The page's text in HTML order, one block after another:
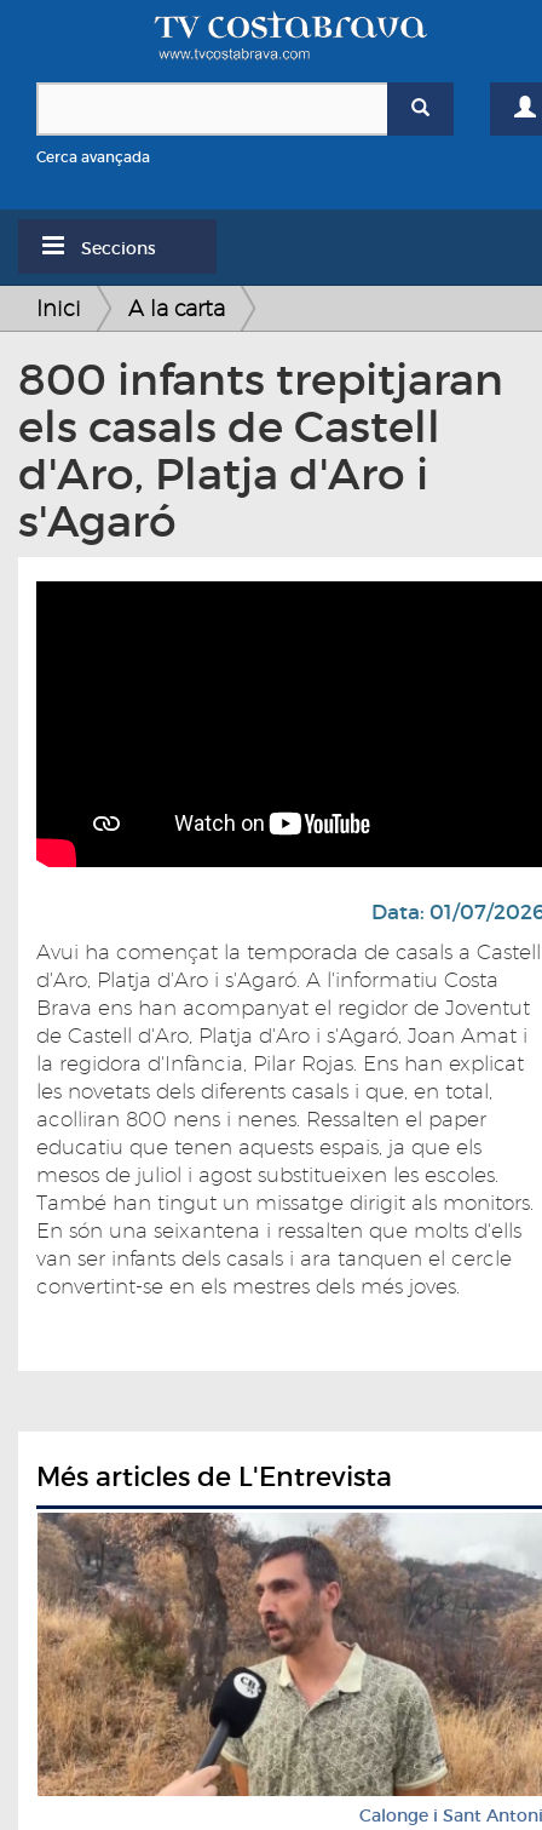
Cerca avançada
Seccions
Inici A la carta
800 infants trepitjaran
els casals de Castell
d'Aro, Platja d'Aro i
s'Agaró
Data: 01/07/
Avui ha començat la temporada de casals a Castell
d'Aro, Platja d'Aro i s'Agaró. A l'informatiu Costa
Brava ens han acompanyat el regidor de Joventut
de Castell d'Aro, Platja d'Aro i s'Agaró, Joan Amat i
la regidora d'Infància, Pilar Rojas. Ens han explicat
les novetats dels diferents casals i que, en total,
acolliran 800 nens i nenes. Ressalten el paper
educatiu que tenen aquests espais, ja que els
mesos de juliol i agost substitueixen les escoles.
També han tingut un missatge dirigit als monitors.
En són una seixantena i ressalten que molts d'ells
van ser infants dels casals i ara tanquen el cercle
convertint-se en els mestres dels més joves.
Més articles de L'Entrevista
Calonge i Sant Antoni